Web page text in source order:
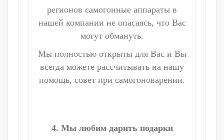
регионов самогонные аппараты в
нашей компании не опасаясь, что Вас
могут обмануть.
Мы полностью открыты для Вас и Вы
всегда можете рассчитывать на нашу
помощь, совет при самогоноварении.
4. Мы любим дарить подарки